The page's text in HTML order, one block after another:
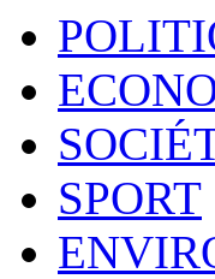
SPORT